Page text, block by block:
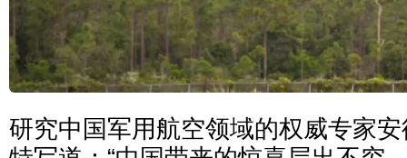
研究中国军用航空领域的权威专家